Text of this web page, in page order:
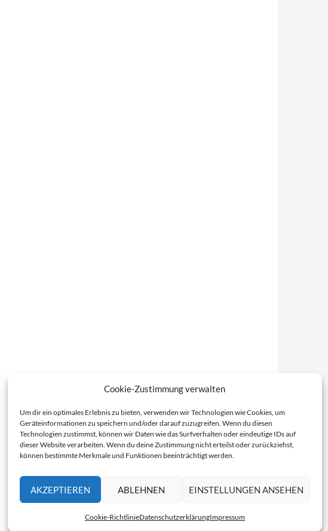
Cookie-Zustimmung verwalten
Um dir ein optimales Erlebnis zu bieten, verwenden wir Technologien wie Cookies, um
Geräteinformationen zu speichern und/oder darauf zuzugreifen. Wenn du diesen
Technologien zustimmst, können wir Daten wie das Surfverhalten oder eindeutige IDs auf
dieser Website verarbeiten. Wenn du deine Zustimmung nicht erteilst oder zurückziehst,
können bestimmte Merkmale und Funktionen beeinträchtigt werden.
AKZEPTIEREN ABLEHNEN EINSTELLUNGEN ANSEHEN
Cookie-RichtlinieDatenschutzerklärungImpressum